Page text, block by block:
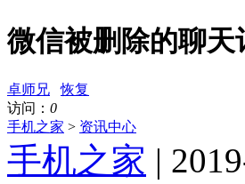
微信被删除的聊
卓师兄
恢复
访问： 0
手机之家 > 资讯中心
手机之家 |